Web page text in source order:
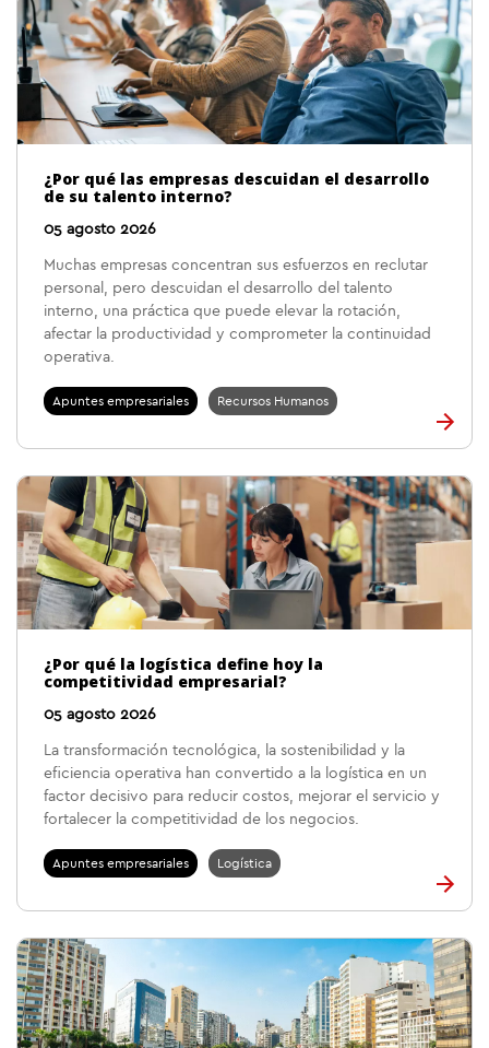
¿Por qué las empresas descuidan el desarrollo
de su talento interno?
05 agosto 2026
Muchas empresas concentran sus esfuerzos en reclutar
personal, pero descuidan el desarrollo del talento
interno, una práctica que puede elevar la rotación,
afectar la productividad y comprometer la continuidad
operativa.
Apuntes empresariales Recursos Humanos
¿Por qué la logística define hoy la
competitividad empresarial?
05 agosto 2026
La transformación tecnológica, la sostenibilidad y la
eficiencia operativa han convertido a la logística en un
factor decisivo para reducir costos, mejorar el servicio y
fortalecer la competitividad de los negocios.
Apuntes empresariales Logística